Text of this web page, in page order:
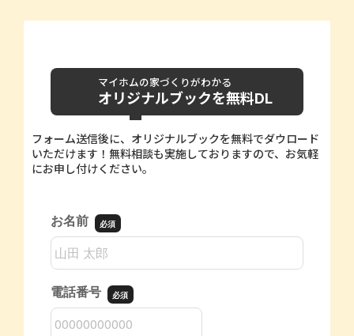
マイホムの家づくりがわかる
オリジナルブックを無料DL
フォーム送信後に、オリジナルブックを無料でダウロード
いただけます！無料相談も実施しておりますので、お気軽
にお申し付けください。